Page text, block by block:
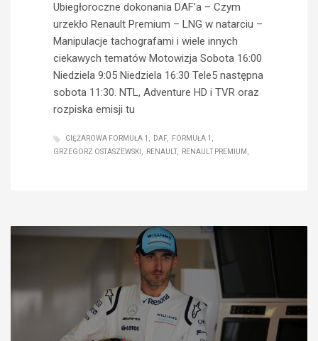
Ubiegłoroczne dokonania DAF’a – Czym
urzekło Renault Premium – LNG w natarciu –
Manipulacje tachografami i wiele innych
ciekawych tematów Motowizja Sobota 16:00
Niedziela 9:05 Niedziela 16:30 Tele5 następna
sobota 11:30. NTL, Adventure HD i TVR oraz
rozpiska emisji tu
CIĘŻAROWA FORMUŁA 1 DAF
FORMUŁA 1
GRZEGORZ OSTASZEWSKI
RENAULT RENAULT PREMIUM